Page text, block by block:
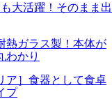
大活躍！そのまま出
熱ガラス製！本体が
わかり
］ 食器として食卓
プ